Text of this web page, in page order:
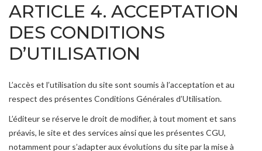
ARTICLE 4. ACCEPTATION
DES CONDITIONS
D’UTILISATION
L’accès et l’utilisation du site sont soumis à l’acceptation et au
respect des présentes Conditions Générales d’Utilisation.
L’éditeur se réserve le droit de modifier, à tout moment et sans
préavis, le site et des services ainsi que les présentes CGU,
notamment pour s’adapter aux évolutions du site par la mise à